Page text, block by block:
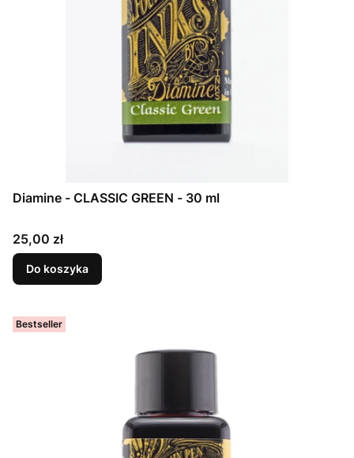
Diamine - CLASSIC GREEN - 30 ml
Cena
25,00 zł
Do koszyka
Bestseller